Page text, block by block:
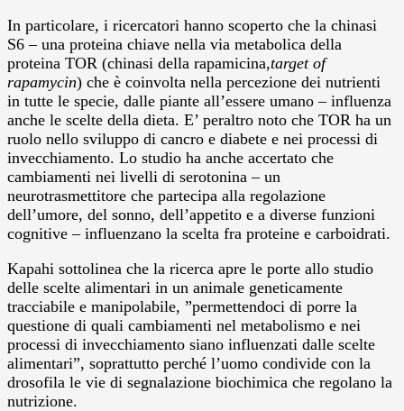
In particolare, i ricercatori hanno scoperto che la chinasi
S6 – una proteina chiave nella via metabolica della
proteina TOR (chinasi della rapamicina,target of
rapamycin) che è coinvolta nella percezione dei nutrienti
in tutte le specie, dalle piante all’essere umano – influenza
anche le scelte della dieta. E’ peraltro noto che TOR ha un
ruolo nello sviluppo di cancro e diabete e nei processi di
invecchiamento. Lo studio ha anche accertato che
cambiamenti nei livelli di serotonina – un
neurotrasmettitore che partecipa alla regolazione
dell’umore, del sonno, dell’appetito e a diverse funzioni
cognitive – influenzano la scelta fra proteine e carboidrati.
Kapahi sottolinea che la ricerca apre le porte allo studio
delle scelte alimentari in un animale geneticamente
tracciabile e manipolabile, ”permettendoci di porre la
questione di quali cambiamenti nel metabolismo e nei
processi di invecchiamento siano influenzati dalle scelte
alimentari”, soprattutto perché l’uomo condivide con la
drosofila le vie di segnalazione biochimica che regolano la
nutrizione.